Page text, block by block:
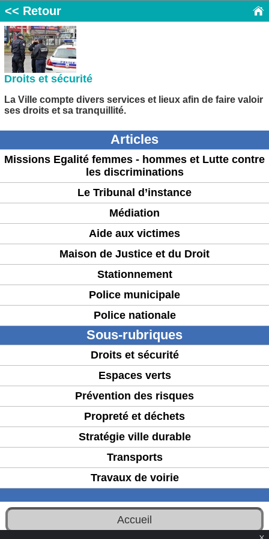
<< Retour
Droits et sécurité
La Ville compte divers services et lieux afin de faire valoir
ses droits et sa tranquillité.
Articles
Missions Egalité femmes - hommes et Lutte contre
les discriminations
Le Tribunal d’instance
Médiation
Aide aux victimes
Maison de Justice et du Droit
Stationnement
Police municipale
Police nationale
Sous-rubriques
Droits et sécurité
Espaces verts
Prévention des risques
Propreté et déchets
Stratégie ville durable
Transports
Travaux de voirie
Accueil